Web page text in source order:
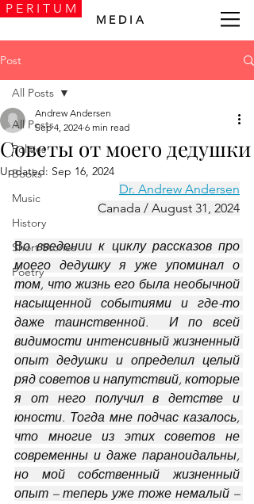
P E R I T U M
M E D I A
Post
All Posts
Politics
Books
Music
History
Short Stories
Poetry
All Posts
Советы от моего дедушки
Andrew Andersen
Sep 4, 2024 6 min read
Updated: Sep 16, 2024
Dr. Andrew Andersen
Canada / August 31, 2024
Во введении к циклу рассказов про
моего дедушку я уже упоминал о
том, что жизнь его была необычной
насыщенной событиями и где-то
даже таинственной.  И по всей
видимости интенсивный жизненный
опыт дедушки и определил целый
ряд советов и напутствий, которые
я от него получил в детстве и
юности. Тогда мне подчас казалось,
что многие из этих советов не
современны и даже параноидальны,
но мой собственный жизненный
опыт – теперь уже тоже немалый –